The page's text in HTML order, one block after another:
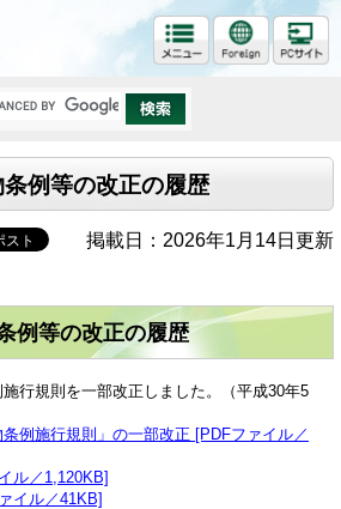
例等の改正の履歴
掲載日：2026年1月14日更新
例等の改正の履歴
行規則を一部改正しました。（平成30年5
条例施行規則」の一部改正 [PDFファイル／
ル／1,120KB]
イル／41KB]